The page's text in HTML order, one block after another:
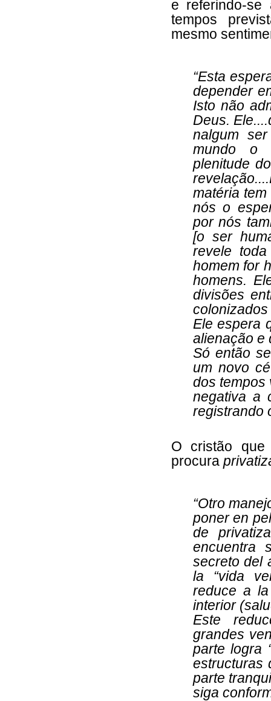
e referindo-
tempos
mesmo
“Esta
depender
Isto não
Deus.
nalgum
mundo o
plenitude
matéria
nós o
por nós
[o ser
revele
homem for
homens.
divisões
Ele espera
alienação e
Só então
um novo
dos tempos
negativa a
registrando
O cristão que
procura
“Otro
poner en
de
encuentra
secreto del
la “vida
reduce a
interior
Este
grandes
parte logra
estructuras
parte
siga